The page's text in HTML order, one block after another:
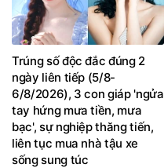
Trúng số độc đắc đúng 2
ngày liên tiếp (5/8-
6/8/2026), 3 con giáp 'ngửa
tay hứng mưa tiền, mưa
bạc', sự nghiệp thăng tiến,
liên tục mua nhà tậu xe
sống sung túc